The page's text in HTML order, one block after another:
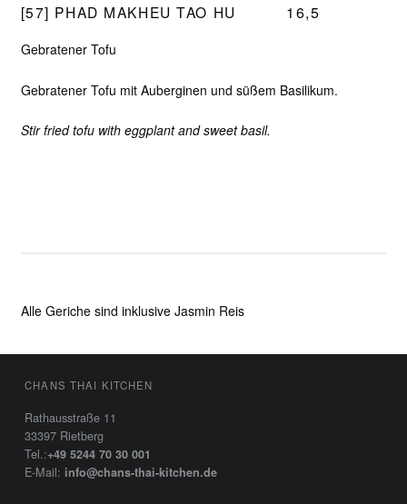
[57] PHAD MAKHEU TAO HU 16,5
Gebratener Tofu
Gebratener Tofu mit Auberginen und süßem Basilikum.
Stir fried tofu with eggplant and sweet basil.
Alle Geriche sind inklusive Jasmin Reis
FOOTER SIDEBAR
CHANS THAI KITCHEN
Rathausstraße 11
33397 Rietberg
Tel.:+49 5244 70 30 001
E-Mail: info@chans-thai-kitchen.de